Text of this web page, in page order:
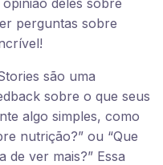
perguntas sobre
são uma
sobre o que seus
algo simples, como
nutrição?” ou “Que
de ver mais?” Essa